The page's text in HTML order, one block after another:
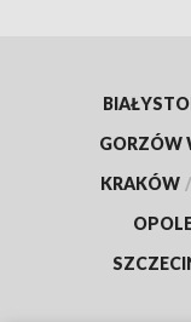
GORZÓW
KRAKÓW /